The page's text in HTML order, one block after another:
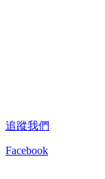
追蹤我們
Facebook